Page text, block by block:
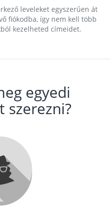
leveleket egyszerűen át
fiókodba, így nem kell több
kezelheted címeidet.
egyedi
szerezni?